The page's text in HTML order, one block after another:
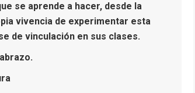
se aprende a hacer, desde la
vivencia de experimentar esta
de vinculación en sus clases.